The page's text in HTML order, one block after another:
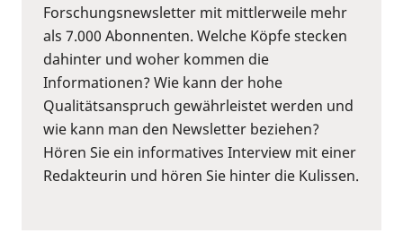
Forschungsnewsletter mit mittlerweile mehr
als 7.000 Abonnenten. Welche Köpfe stecken
dahinter und woher kommen die
Informationen? Wie kann der hohe
Qualitätsanspruch gewährleistet werden und
wie kann man den Newsletter beziehen?
Hören Sie ein informatives Interview mit einer
Redakteurin und hören Sie hinter die Kulissen.